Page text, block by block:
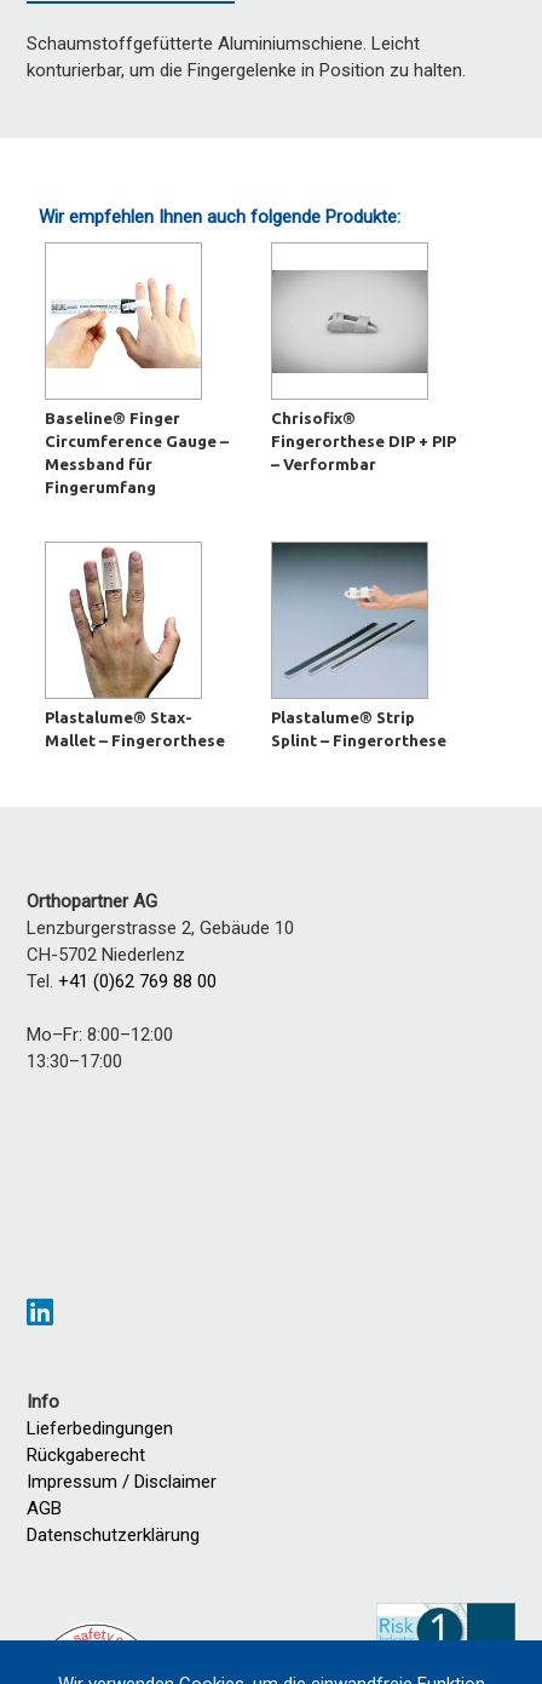
Schaumstoffgefütterte Aluminiumschiene. Leicht
konturierbar, um die Fingergelenke in Position zu halten.
Wir empfehlen Ihnen auch folgende Produkte:
Baseline® Finger
Circumference Gauge –
Messband für
Fingerumfang
Chrisofix®
Fingerorthese DIP + PIP
– Verformbar
Plastalume® Stax-
Mallet – Fingerorthese
Plastalume® Strip
Splint – Fingerorthese
Orthopartner AG
Lenzburgerstrasse 2, Gebäude 10
CH-5702 Niederlenz
Tel.+41 (0)62 769 88 00
Mo–Fr: 8:00–12:00
13:30–17:00
Info
Lieferbedingungen
Rückgaberecht
Impressum / Disclaimer
AGB
Datenschutzerklärung